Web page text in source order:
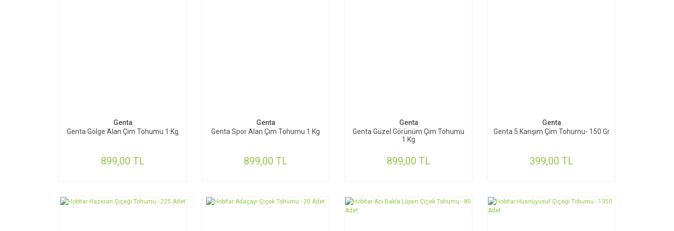
Genta
Genta Gölge Alan Çim Tohumu 1 Kg
899,00 TL
Genta
Genta Spor Alan Çim Tohumu 1 Kg
899,00 TL
Genta
Genta Güzel Görünüm Çim Tohumu
1 Kg
899,00 TL
Genta
Genta 5 Karışım Çim Tohumu- 150 Gr
399,00 TL